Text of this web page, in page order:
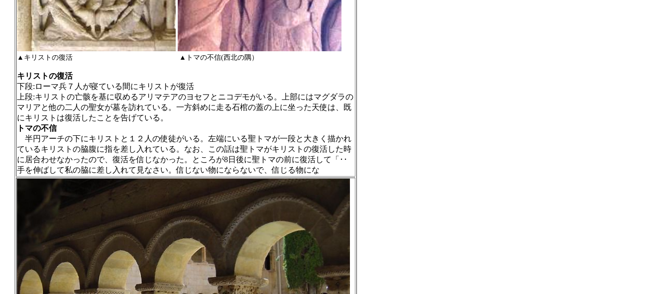
▲キリストの復活 ▲トマの不信(西北の隅）
キリストの復活
下段: ローマ兵７人が寝ている間にキリストが復活
上段:キリストの亡骸を基に収めるアリマテアのヨセフとニコデモがいる。上部にはマグダラの
マリアと他の二人の聖女が墓を訪れている。一方斜めに走る石棺の蓋の上に坐った天使は、既
にキリストは復活したことを告げている。
トマの不信
半円アーチの下にキリストと１２人の使徒がいる。左端にいる聖トマが一段と大きく描かれ
ているキリストの脇腹に指を差し入れている。なお、この話は聖トマがキリストの復活した時
に居合わせなかったので、復活を信じなかった。ところが8日後に聖トマの前に復活して「･･
手を伸ばして私の脇に差し入れて見なさい。信じない物にならないで、信じる物にな